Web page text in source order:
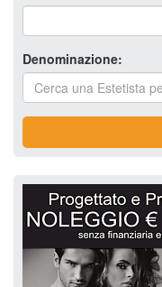
Denominazione: